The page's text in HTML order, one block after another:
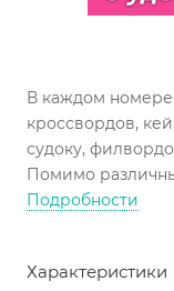
В каждом номере
кроссвордов,
судоку,
Помимо
помещены блиц-
много
Подробности
Характеристики